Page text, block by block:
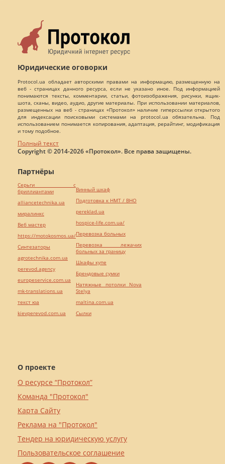
Юридические оговорки
Protocol.ua обладает авторскими правами на информацию, размещенную на
веб - страницах данного ресурса, если не указано иное. Под информацией
понимаются тексты, комментарии, статьи, фотоизображения, рисунки, ящик-
шота, сканы, видео, аудио, другие материалы. При использовании материалов,
размещенных на веб - страницах «Протокол» наличие гиперссылки открытого
для индексации поисковыми системами на protocol.ua обязательна. Под
использованием понимается копирования, адаптация, рерайтинг, модификация
и тому подобное.
Полный текст
Copyright © 2014-2026 «Протокол». Все права защищены.
О проекте
О ресурсе “Протокол”
Команда "Протокол"
Карта Сайту
Реклама на "Протокол"
Тендер на юридическую услугу
Пользовательское соглашение
Партнёры
Серьги с
бриллиантами
alliancetechnika.ua
миралинкс
Веб мастер
https://motokosmos.ua/
Синтезаторы
agrotechnika.com.ua
perevod.agency
europeservice.com.ua
mk-translations.ua
текст юа
kievperevod.com.ua
Винный шкаф
Подготовка к НМТ / ВНО
pereklad.ua
hospice-life.com.ua/
Перевозка больных
Перевозка лежачих
больных за границу
Шкафы купе
Брендовые сумки
Натяжные потолки Nova
Stelya
maltina.com.ua
Cылки